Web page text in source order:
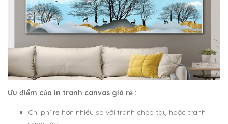
Ưu điểm của in tranh canvas giá rẻ :
Chi phí rẻ hơn nhiều so với tranh chép tay hoặc tranh